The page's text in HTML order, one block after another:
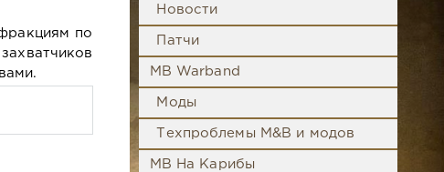
по
Новости
Патчи
MB Warband
Моды
Техпроблемы M&B и модов
MB На Карибы